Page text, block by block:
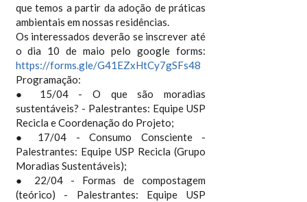
que temos a partir da adoção de práticas
ambientais em nossas residências.
Os interessados deverão se inscrever até
o dia 10 de maio pelo google forms:
https://forms.gle/G41EZxHtCy7gSFs48
Programação:
● 15/04 - O que são moradias
sustentáveis? - Palestrantes: Equipe USP
Recicla e Coordenação do Projeto;
● 17/04 - Consumo Consciente -
Palestrantes: Equipe USP Recicla (Grupo
Moradias Sustentáveis);
● 22/04 - Formas de compostagem
(teórico) - Palestrantes: Equipe USP